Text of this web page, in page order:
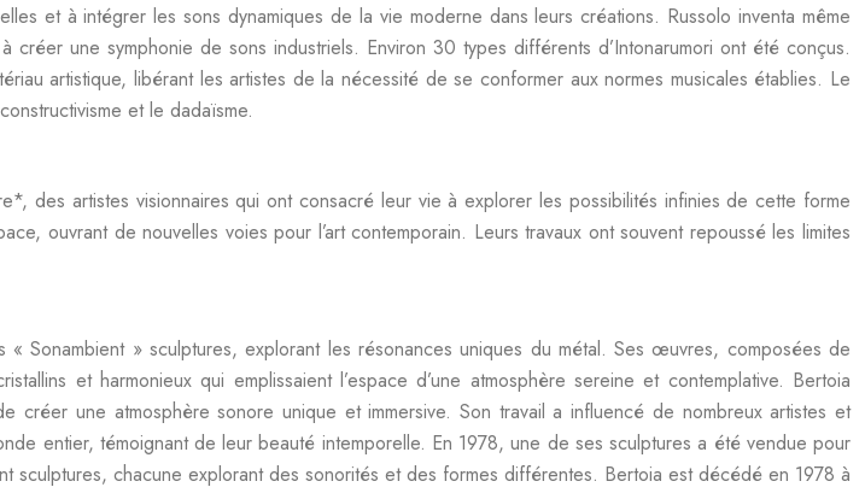
et à intégrer les sons dynamiques de la vie moderne dans leurs créations. Russolo inventa même
une symphonie de sons industriels. Environ 30 types différents d’Intonarumori ont été conçus.
artistique, libérant les artistes de la nécessité de se conformer aux normes musicales établies. Le
et le dadaïsme.
des artistes visionnaires qui ont consacré leur vie à explorer les possibilités infinies de cette forme
ouvrant de nouvelles voies pour l’art contemporain. Leurs travaux ont souvent repoussé les limites
Sonambient » sculptures, explorant les résonances uniques du métal. Ses œuvres, composées de
et harmonieux qui emplissaient l’espace d’une atmosphère sereine et contemplative. Bertoia
créer une atmosphère sonore unique et immersive. Son travail a influencé de nombreux artistes et
entier, témoignant de leur beauté intemporelle. En 1978, une de ses sculptures a été vendue pour
chacune explorant des sonorités et des formes différentes. Bertoia est décédé en 1978 à